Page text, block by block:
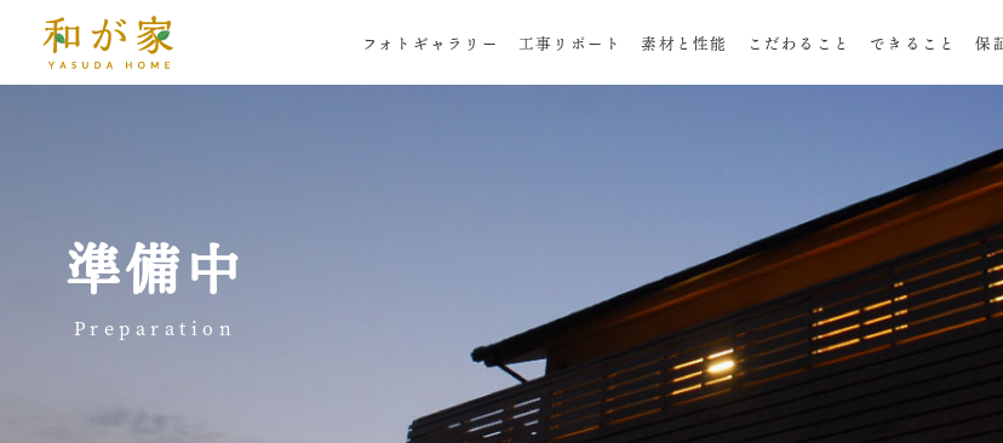
フォトギャラリー 工事リポート 素材と性能 こだわること できること 保
準備中
Preparation